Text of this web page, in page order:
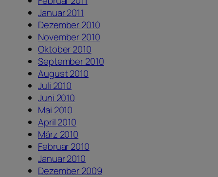
Januar 2011
Dezember 2010
November 2010
Oktober 2010
September 2010
August 2010
Juli 2010
Juni 2010
Mai 2010
April 2010
März 2010
Februar 2010
Januar 2010
Dezember 2009